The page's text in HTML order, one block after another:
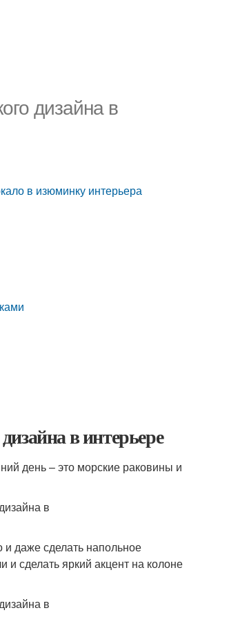
дизайна в
в изюминку интерьера
в интерьере
день – это морские раковины и
даже сделать напольное
и сделать яркий акцент на колоне